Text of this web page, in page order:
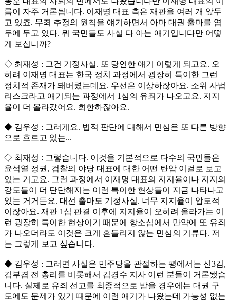
름이 자주 거론됩니다. 이재명 대표 측은 재판을 여러 개 앞두
고 있죠. 무죄 추정의 원칙을 얘기하면서 아마 대권 출마를 염
두에 두고 있다. 뭐 국민들도 사실 다 아는 얘기입니다만 어떻
게 보십니까?
◇ 최재성 : 그건 기정사실. 또 당연한 얘기 이렇게 되고요. 오
히려 이재명 대표는 한국 정치 과정에서 굉장히 특이한 그런
정치적 존재가 돼버렸는데요. 우선은 이상하잖아요. 소위 사법
리스크라고 얘기되는 과정에서 1심의 유죄가 나오고요. 지지
율이 더 올라갔어요. 희한하잖아요.
◆ 김우성 : 그러게요. 법적 판단에 대해서 민심은 또 다른 방향
으로 흐르고 있는...
◇ 최재성 : 그렇습니다. 이것을 기본적으로 다수의 국민들은
윤석열 정권, 검찰의 야당 대표에 대한 어떤 탄압 이걸로 보고
있는 거고요. 그런 과정에서 이재명 대표의 지지율이나 지지의
강도들이 더 단단해지는 이런 특이한 현상들이 지금 나타나고
있는 거거든요. 대선 출마도 기정사실. 너무 지지율이 압도적
이잖아요. 재판 1심 판결 이후에 지지율이 오히려 올라가는 이
런 굉장히 특이한 현상이기 때문에 항소심에서 만약에 또 유죄
가 나오더라도 이것은 크게 흔들리지 않는 민심의 기류다. 저
는 그렇게 보고 싶습니다.
◆ 김우성 : 그러면 사실은 민주당을 관절하는 평에서는 신3김,
김부겸 전 총리를 비롯해서 김경수 지사 이런 분들이 거론됐습
니다. 실제로 유죄 선고를 최종적으로 받을 경우에는 대권 구
도에도 문제가 있기 때문에 이런 얘기가 나왔는데 가능성 없는